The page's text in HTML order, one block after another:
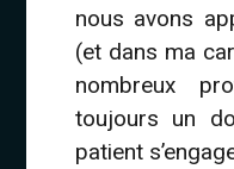
nous avons
(et dans ma
nombreux
toujours un
patient